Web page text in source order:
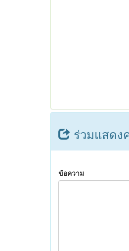
ร่วมแสดง
ข้อความ